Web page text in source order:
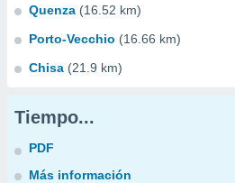
Quenza (16.52 km)
Porto-Vecchio (16.66 km)
Chisa (21.9 km)
Tiempo...
PDF
Más información